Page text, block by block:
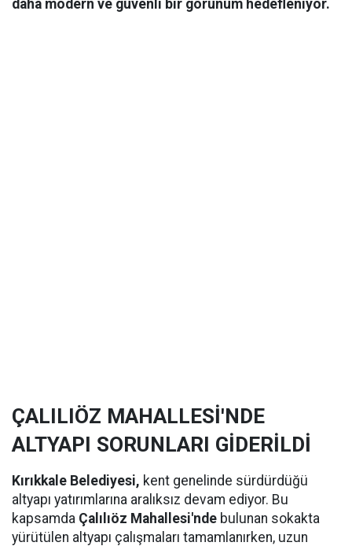
daha modern ve güvenli bir görünüm hedefleniyor.
ÇALILIÖZ MAHALLESİ'NDE
ALTYAPI SORUNLARI GİDERİLDİ
Kırıkkale Belediyesi, kent genelinde sürdürdüğü
altyapı yatırımlarına aralıksız devam ediyor. Bu
kapsamda Çalılıöz Mahallesi'nde bulunan sokakta
yürütülen altyapı çalışmaları tamamlanırken, uzun